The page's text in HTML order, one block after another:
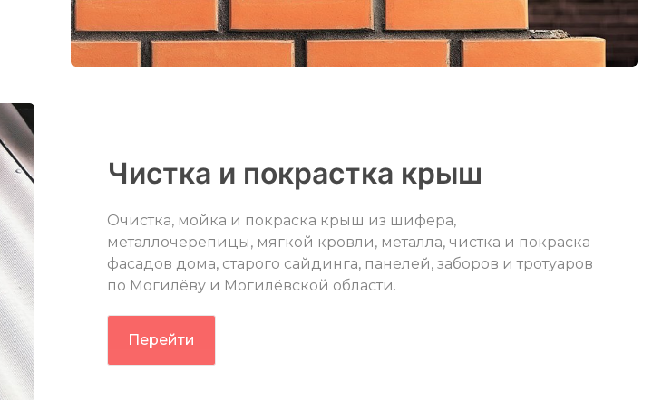
Чистка и покрастка крыш
Очистка, мойка и покраска крыш из шифера,
металлочерепицы, мягкой кровли, металла, чистка и покраска
фасадов дома, старого сайдинга, панелей, заборов и тротуаров
по Могилёву и Могилёвской области.
Перейти